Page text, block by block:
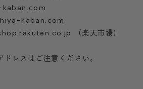
kaban.com
（楽天市場）
レスはご注意ください。